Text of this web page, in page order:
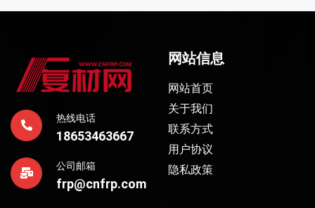
热线电话
18653463667
公司邮箱
frp@cnfrp.com
网站信息
网站首页
关于我们
联系方式
用户协议
隐私政策